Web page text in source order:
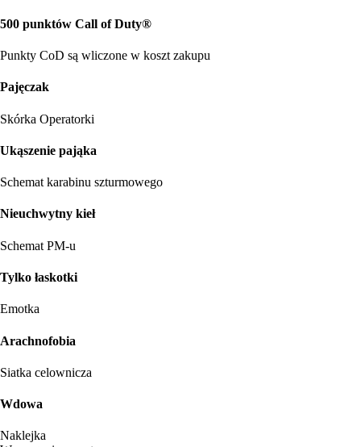
500 punktów Call of Duty®
Punkty CoD są wliczone w koszt zakupu
Pajęczak
Skórka Operatorki
Ukąszenie pająka
Schemat karabinu szturmowego
Nieuchwytny kieł
Schemat PM-u
Tylko łaskotki
Emotka
Arachnofobia
Siatka celownicza
Wdowa
Naklejka